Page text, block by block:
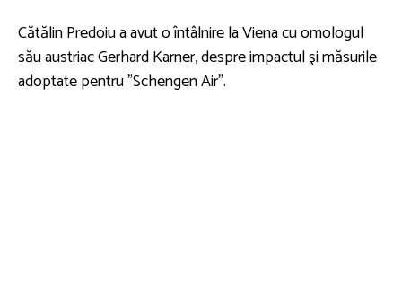
Cătălin Predoiu a avut o întâlnire la Viena cu omologul
său austriac Gerhard Karner, despre impactul şi măsurile
adoptate pentru "Schengen Air".